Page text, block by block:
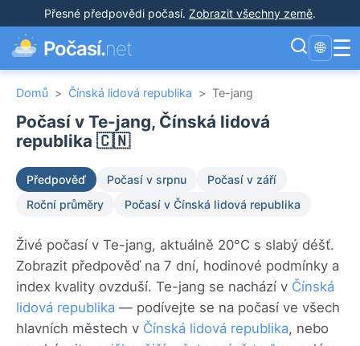
Přesné předpovědi počasí. Zobrazit všechny země.
Počasí.net 🌐 ☰
Domů > Čínská lidová republika > Te-jang
Počasí v Te-jang, Čínská lidová
republika 🇨🇳
Předpověď Počasí v srpnu
Počasí v září
Roční průměry
Počasí v Čínská lidová republika
Živé počasí v Te-jang, aktuálně 20°C s slabý déšť.
Zobrazit předpověď na 7 dní, hodinové podmínky a
index kvality ovzduší. Te-jang se nachází v Čínská
lidová republika — podívejte se na počasí ve všech
hlavních městech v Čínská lidová republika, nebo